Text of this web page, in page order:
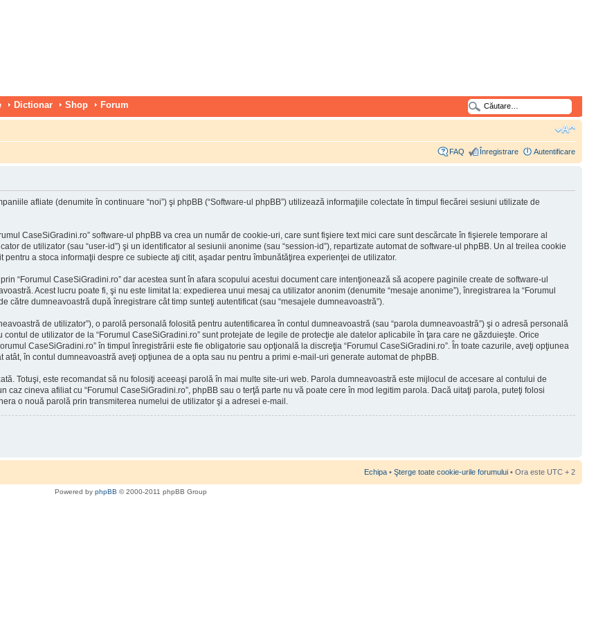
Dictionar Shop Forum
FAQ Înregistrare Autentificare
afliate (denumite în continuare “noi”) şi phpBB (“Software-ul phpBB”) utilizează informaţiile colectate în timpul fiecărei sesiuni utilizate de
CaseSiGradini.ro” software-ul phpBB va crea un număr de cookie-uri, care sunt fişiere text mici care sunt descărcate în fişierele temporare al
de utilizator (sau “user-id”) şi un identificator al sesiunii anonime (sau “session-id”), repartizate automat de software-ul phpBB. Un al treilea cookie
a stoca informaţii despre ce subiecte aţi citit, aşadar pentru îmbunătăţirea experienţei de utilizator.
“Forumul CaseSiGradini.ro” dar acestea sunt în afara scopului acestui document care intenţionează să acopere paginile create de software-ul
Acest lucru poate fi, şi nu este limitat la: expedierea unui mesaj ca utilizator anonim (denumite “mesaje anonime”), înregistrarea la “Forumul
către dumneavoastră după înregistrare cât timp sunteţi autentificat (sau “mesajele dumneavoastră”).
de utilizator”), o parolă personală folosită pentru autentificarea în contul dumneavoastră (sau “parola dumneavoastră”) şi o adresă personală
de utilizator de la “Forumul CaseSiGradini.ro” sunt protejate de legile de protecţie ale datelor aplicabile în ţara care ne găzduieşte. Orice
CaseSiGradini.ro” în timpul înregistrării este fie obligatorie sau opţională la discreţia “Forumul CaseSiGradini.ro”. În toate cazurile, aveţi opţiunea
în contul dumneavoastră aveţi opţiunea de a opta sau nu pentru a primi e-mail-uri generate automat de phpBB.
Totuşi, este recomandat să nu folosiţi aceeaşi parolă în mai multe site-uri web. Parola dumneavoastră este mijlocul de accesare al contului de
caz cineva afiliat cu “Forumul CaseSiGradini.ro”, phpBB sau o terţă parte nu vă poate cere în mod legitim parola. Dacă uitaţi parola, puteţi folosi
o nouă parolă prin transmiterea numelui de utilizator şi a adresei e-mail.
Echipa • Şterge toate cookie-urile forumului • Ora este UTC + 2
Powered by phpBB © 2000-2011 phpBB Group